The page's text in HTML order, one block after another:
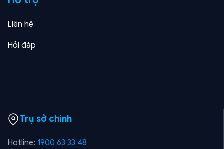
Liên hệ
Hỏi đáp
Trụ sở chính
Hotline: 1900 63 33 48